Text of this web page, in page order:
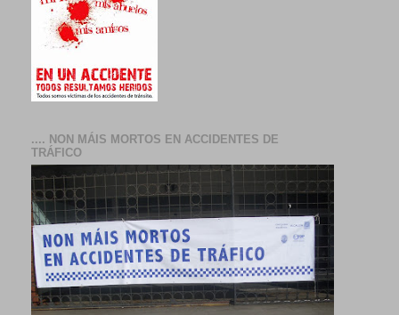
.... NON MÁIS MORTOS EN ACCIDENTES DE
TRÁFICO